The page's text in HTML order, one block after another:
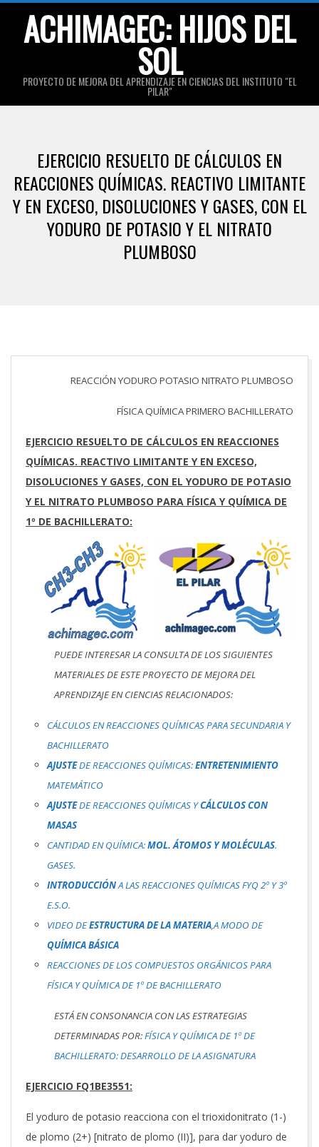
ACHIMAGEC: HIJOS DEL
SOL
PROYECTO DE MEJORA DEL APRENDIZAJE EN CIENCIAS DEL INSTITUTO "EL
PILAR"
EJERCICIO RESUELTO DE CÁLCULOS EN
REACCIONES QUÍMICAS. REACTIVO LIMITANTE
Y EN EXCESO, DISOLUCIONES Y GASES, CON EL
YODURO DE POTASIO Y EL NITRATO
PLUMBOSO
REACCIÓN YODURO POTASIO NITRATO PLUMBOSO
FÍSICA QUÍMICA PRIMERO BACHILLERATO
EJERCICIO RESUELTO DE CÁLCULOS EN REACCIONES
QUÍMICAS. REACTIVO LIMITANTE Y EN EXCESO,
DISOLUCIONES Y GASES, CON EL YODURO DE POTASIO
Y EL NITRATO PLUMBOSO PARA FÍSICA Y QUÍMICA DE
1º DE BACHILLERATO:
PUEDE INTERESAR LA CONSULTA DE LOS SIGUIENTES
MATERIALES DE ESTE PROYECTO DE MEJORA DEL
APRENDIZAJE EN CIENCIAS RELACIONADOS:
CÁLCULOS EN REACCIONES QUÍMICAS PARA SECUNDARIA Y
BACHILLERATO
AJUSTEDE REACCIONES QUÍMICAS:ENTRETENIMIENTO
MATEMÁTICO
AJUSTEDE REACCIONES QUÍMICAS YCÁLCULOS CON
MASAS
CANTIDAD EN QUÍMICA:MOL. ÁTOMOS Y MOLÉCULAS.
GASES.
INTRODUCCIÓNA LAS REACCIONES QUÍMICAS FYQ 2º Y 3º
E.S.O.
VIDEO DEESTRUCTURA DE LA MATERIA,A MODO DE
QUÍMICA BÁSICA
REACCIONES DE LOS COMPUESTOS ORGÁNICOS PARA
FÍSICA Y QUÍMICA DE 1º DE BACHILLERATO
ESTÁ EN CONSONANCIA CON LAS ESTRATEGIAS
DETERMINADAS POR:FÍSICA Y QUÍMICA DE 1º DE
BACHILLERATO: DESARROLLO DE LA ASIGNATURA
EJERCICIO FQ1BE3551:
El yoduro de potasio reacciona con el trioxidonitrato (1-)
de plomo (2+) [nitrato de plomo (II)], para dar yoduro de